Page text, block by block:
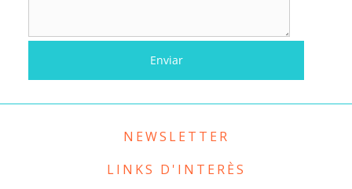
NEWSLETTER
LINKS D'INTERÈS